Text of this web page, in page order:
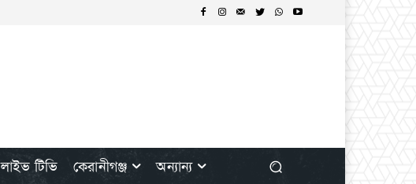
লাইভ টিভি কেরানীগঞ্জ অন্যান্য